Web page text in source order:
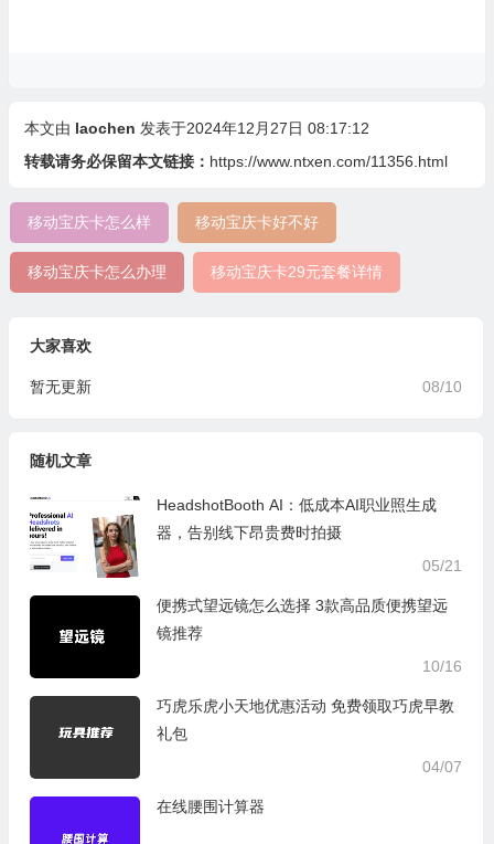
本文由 laochen 发表于2024年12月27日 08:17:12
转载请务必保留本文链接： https://www.ntxen.com/11356.html
移动宝庆卡怎么样 移动宝庆卡好不好
移动宝庆卡怎么办理 移动宝庆卡29元套餐详情
大家喜欢
08/10
暂无更新
随机文章
HeadshotBooth AI：低成本AI职业照生成
器，告别线下昂贵费时拍摄
05/21
便携式望远镜怎么选择 3款高品质便携望远
镜推荐
10/16
巧虎乐虎小天地优惠活动 免费领取巧虎早教
礼包
04/07
在线腰围计算器